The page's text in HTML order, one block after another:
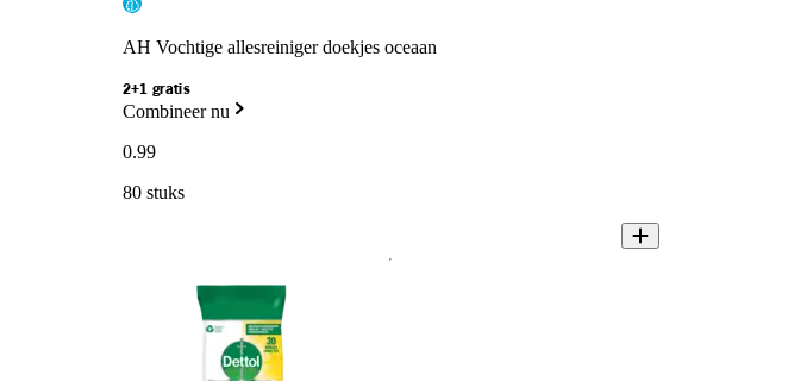
AH Vochtige allesreiniger doekjes oceaan
2+1 gratis
Combineer nu
0.99
80 stuks